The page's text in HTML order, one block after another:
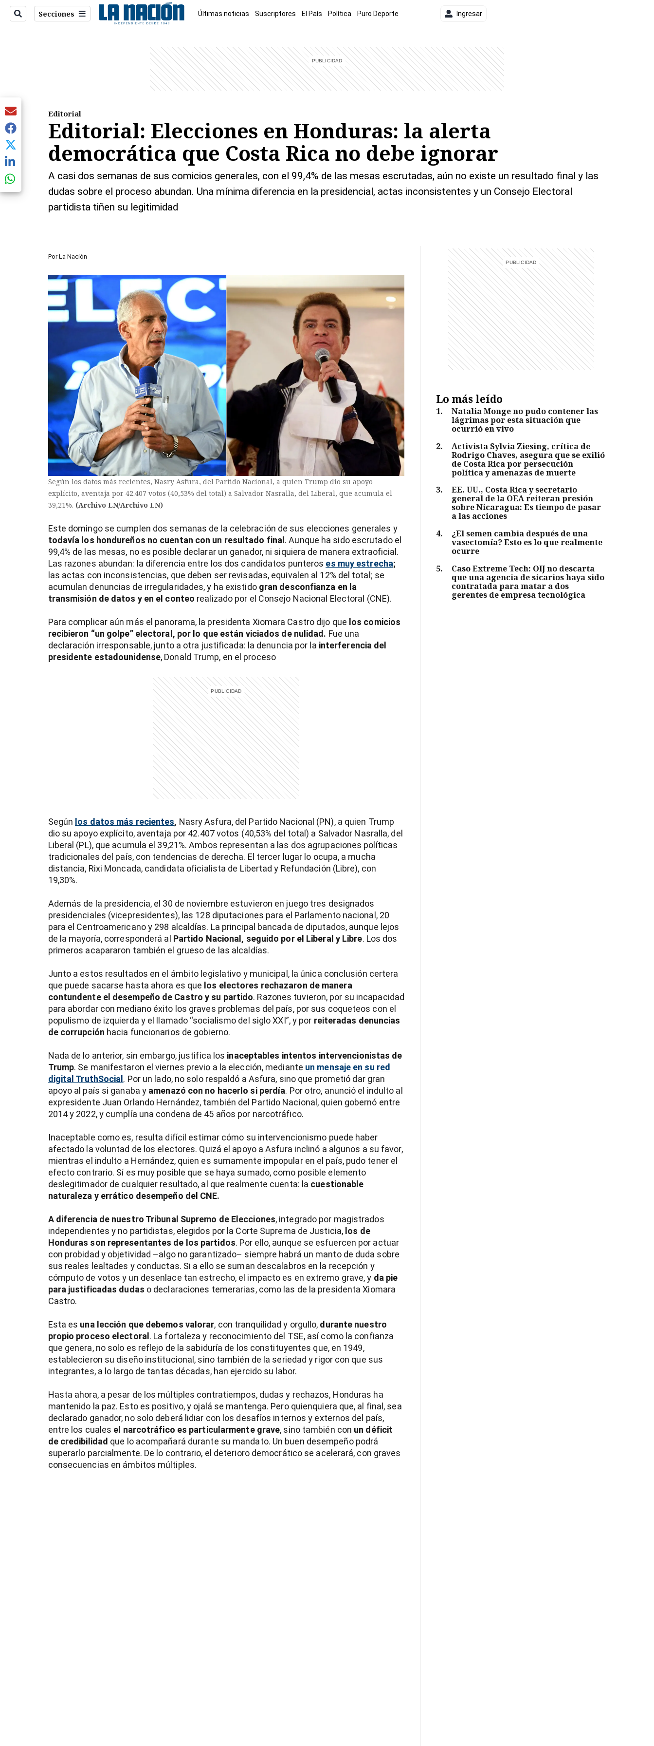
Secciones Últimas noticias Suscriptores El País Política Puro Deporte Ingresar
Editorial
Editorial: Elecciones en Honduras: la alerta
democrática que Costa Rica no debe ignorar
A casi dos semanas de sus comicios generales, con el 99,4% de las mesas escrutadas, aún no existe un resultado final y las
dudas sobre el proceso abundan. Una mínima diferencia en la presidencial, actas inconsistentes y un Consejo Electoral
partidista tiñen su legitimidad
Por La Nación
Según los datos más recientes, Nasry Asfura, del Partido Nacional, a quien Trump dio su apoyo
explícito, aventaja por 42.407 votos (40,53% del total) a Salvador Nasralla, del Liberal, que acumula el
39,21%. (Archivo LN/Archivo LN)
Este domingo se cumplen dos semanas de la celebración de sus elecciones generales y
todavía los hondureños no cuentan con un resultado final . Aunque ha sido escrutado el
99,4% de las mesas, no es posible declarar un ganador, ni siquiera de manera extraoficial.
Las razones abundan: la diferencia entre los dos candidatos punteros es muy estrecha;
las actas con inconsistencias, que deben ser revisadas, equivalen al 12% del total; se
acumulan denuncias de irregularidades, y ha existido gran desconfianza en la
transmisión de datos y en el conteo realizado por el Consejo Nacional Electoral (CNE).
Para complicar aún más el panorama, la presidenta Xiomara Castro dijo que los comicios
recibieron “un golpe” electoral, por lo que están viciados de nulidad. Fue una
declaración irresponsable, junto a otra justificada: la denuncia por la interferencia del
presidente estadounidense, Donald Trump, en el proceso
Según los datos más recientes, Nasry Asfura, del Partido Nacional (PN), a quien Trump
dio su apoyo explícito, aventaja por 42.407 votos (40,53% del total) a Salvador Nasralla, del
Liberal (PL), que acumula el 39,21%. Ambos representan a las dos agrupaciones políticas
tradicionales del país, con tendencias de derecha. El tercer lugar lo ocupa, a mucha
distancia, Rixi Moncada, candidata oficialista de Libertad y Refundación (Libre), con
19,30%.
Además de la presidencia, el 30 de noviembre estuvieron en juego tres designados
presidenciales (vicepresidentes), las 128 diputaciones para el Parlamento nacional, 20
para el Centroamericano y 298 alcaldías. La principal bancada de diputados, aunque lejos
de la mayoría, corresponderá al Partido Nacional, seguido por el Liberal y Libre. Los dos
primeros acapararon también el grueso de las alcaldías.
Junto a estos resultados en el ámbito legislativo y municipal, la única conclusión certera
que puede sacarse hasta ahora es que los electores rechazaron de manera
contundente el desempeño de Castro y su partido. Razones tuvieron, por su incapacidad
para abordar con mediano éxito los graves problemas del país, por sus coqueteos con el
populismo de izquierda y el llamado “socialismo del siglo XXI”, y por reiteradas denuncias
de corrupción hacia funcionarios de gobierno.
Nada de lo anterior, sin embargo, justifica los inaceptables intentos intervencionistas de
Trump. Se manifestaron el viernes previo a la elección, mediante un mensaje en su red
digital TruthSocial . Por un lado, no solo respaldó a Asfura, sino que prometió dar gran
apoyo al país si ganaba y amenazó con no hacerlo si perdía. Por otro, anunció el indulto al
expresidente Juan Orlando Hernández, también del Partido Nacional, quien gobernó entre
2014 y 2022, y cumplía una condena de 45 años por narcotráfico.
Inaceptable como es, resulta difícil estimar cómo su intervencionismo puede haber
afectado la voluntad de los electores. Quizá el apoyo a Asfura inclinó a algunos a su favor,
mientras el indulto a Hernández, quien es sumamente impopular en el país, pudo tener el
efecto contrario. Sí es muy posible que se haya sumado, como posible elemento
deslegitimador de cualquier resultado, al que realmente cuenta: la cuestionable
naturaleza y errático desempeño del CNE.
A diferencia de nuestro Tribunal Supremo de Elecciones, integrado por magistrados
independientes y no partidistas, elegidos por la Corte Suprema de Justicia, los de
Honduras son representantes de los partidos. Por ello, aunque se esfuercen por actuar
con probidad y objetividad –algo no garantizado– siempre habrá un manto de duda sobre
sus reales lealtades y conductas. Si a ello se suman descalabros en la recepción y
cómputo de votos y un desenlace tan estrecho, el impacto es en extremo grave, y da pie
para justificadas dudas o declaraciones temerarias, como las de la presidenta Xiomara
Castro.
Esta es una lección que debemos valorar, con tranquilidad y orgullo, durante nuestro
propio proceso electoral . La fortaleza y reconocimiento del TSE, así como la confianza
que genera, no solo es reflejo de la sabiduría de los constituyentes que, en 1949,
establecieron su diseño institucional, sino también de la seriedad y rigor con que sus
integrantes, a lo largo de tantas décadas, han ejercido su labor.
Hasta ahora, a pesar de los múltiples contratiempos, dudas y rechazos, Honduras ha
mantenido la paz. Esto es positivo, y ojalá se mantenga. Pero quienquiera que, al final, sea
declarado ganador, no solo deberá lidiar con los desafíos internos y externos del país,
entre los cuales el narcotráfico es particularmente grave, sino también con un déficit
de credibilidad que lo acompañará durante su mandato. Un buen desempeño podrá
superarlo parcialmente. De lo contrario, el deterioro democrático se acelerará, con graves
consecuencias en ámbitos múltiples.
Lo más leído
1.
Natalia Monge no pudo contener las
lágrimas por esta situación que
ocurrió en vivo
2.
Activista Sylvia Ziesing, crítica de
Rodrigo Chaves, asegura que se exilió
de Costa Rica por persecución
política y amenazas de muerte
3.
EE. UU., Costa Rica y secretario
general de la OEA reiteran presión
sobre Nicaragua: Es tiempo de pasar
a las acciones
4.
¿El semen cambia después de una
vasectomía? Esto es lo que realmente
ocurre
5.
Caso Extreme Tech: OIJ no descarta
que una agencia de sicarios haya sido
contratada para matar a dos
gerentes de empresa tecnológica